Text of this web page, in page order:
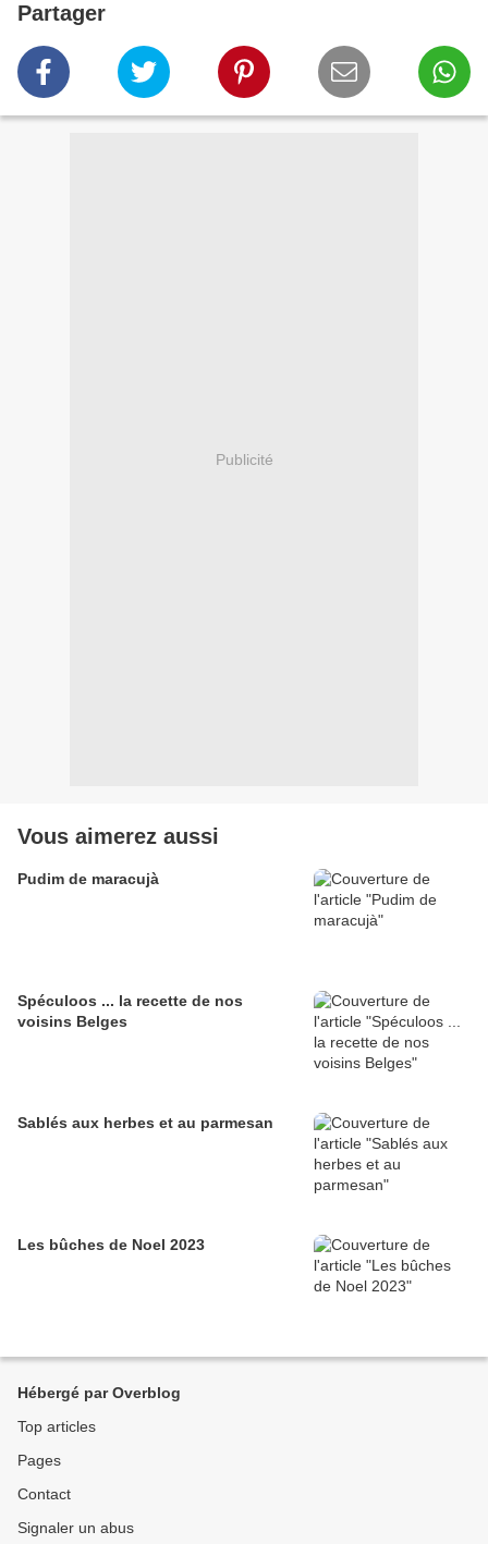
Partager
Publicité
Vous aimerez aussi
Pudim de maracujà
Spéculoos ... la recette de nos
voisins Belges
Sablés aux herbes et au parmesan
Les bûches de Noel 2023
Hébergé par Overblog
Top articles
Pages
Contact
Signaler un abus